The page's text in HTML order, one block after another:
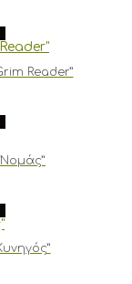
Reader”